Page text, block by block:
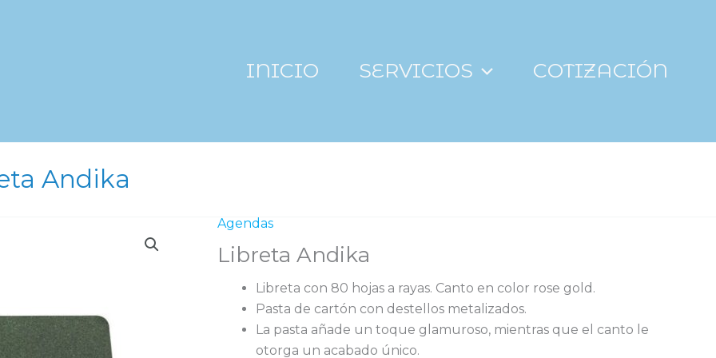
INICIO SERVICIOS COTIZACIÓN
Andika
Agendas
Libreta Andika
Libreta con 80 hojas a rayas. Canto en color rose gold.
Pasta de cartón con destellos metalizados.
La pasta añade un toque glamuroso, mientras que el canto le
otorga un acabado único.